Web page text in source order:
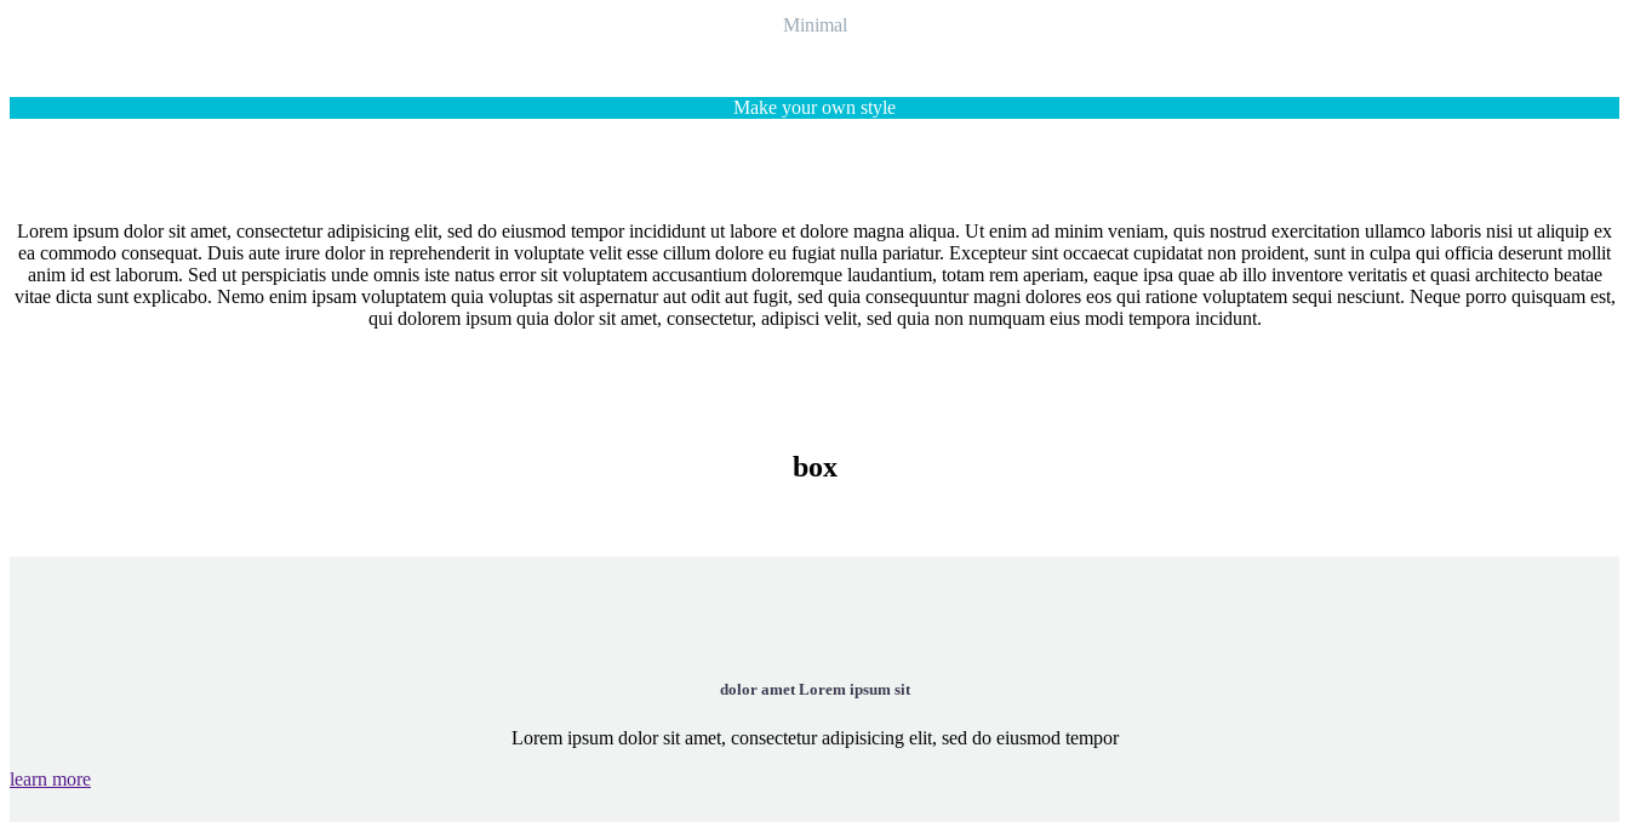
Minimal
Make your own style
Lorem ipsum dolor sit amet, consectetur adipisicing elit, sed do eiusmod tempor incididunt ut labore et dolore magna aliqua. Ut enim ad minim veniam, quis nostrud exercitation ullamco laboris nisi ut aliquip ex
ea commodo consequat. Duis aute irure dolor in reprehenderit in voluptate velit esse cillum dolore eu fugiat nulla pariatur. Excepteur sint occaecat cupidatat non proident, sunt in culpa qui officia deserunt mollit
anim id est laborum. Sed ut perspiciatis unde omnis iste natus error sit voluptatem accusantium doloremque laudantium, totam rem aperiam, eaque ipsa quae ab illo inventore veritatis et quasi architecto beatae
vitae dicta sunt explicabo. Nemo enim ipsam voluptatem quia voluptas sit aspernatur aut odit aut fugit, sed quia consequuntur magni dolores eos qui ratione voluptatem sequi nesciunt. Neque porro quisquam est,
qui dolorem ipsum quia dolor sit amet, consectetur, adipisci velit, sed quia non numquam eius modi tempora incidunt.
box
dolor amet Lorem ipsum sit
Lorem ipsum dolor sit amet, consectetur adipisicing elit, sed do eiusmod tempor
learn more